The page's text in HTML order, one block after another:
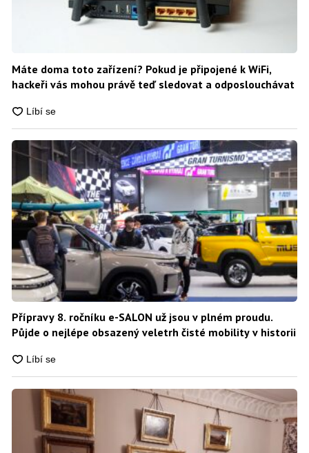
Máte doma toto zařízení? Pokud je připojené k WiFi,
hackeři vás mohou právě teď sledovat a odposlouchávat
Přípravy 8. ročníku e-SALON už jsou v plném proudu.
Půjde o nejlépe obsazený veletrh čisté mobility v historii